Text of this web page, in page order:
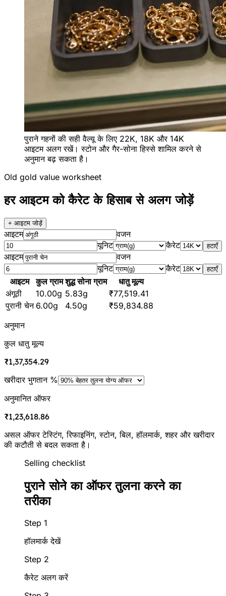
पुराने गहनों की सही वैल्यू के लिए 22K, 18K और 14K
आइटम अलग रखें। स्टोन और गैर-सोना हिस्से शामिल करने से
अनुमान बढ़ सकता है।
Old gold value worksheet
हर आइटम को कैरेट के हिसाब से अलग जोड़ें
+ आइटम जोड़ें
आइटम
वजन
यूनिट
कैरेट हटाएँ
आइटम
वजन
यूनिट
कैरेट हटाएँ
आइटम कुल ग्राम शुद्ध सोना ग्राम
धातु मूल्य
अंगूठी
10.00g 5.83g
₹77,519.41
पुरानी चेन 6.00g 4.50g
₹59,834.88
अनुमान
कुल धातु मूल्य
₹1,37,354.29
खरीदार भुगतान %
अनुमानित ऑफर
₹1,23,618.86
असल ऑफर टेस्टिंग, रिफाइनिंग, स्टोन, बिल, हॉलमार्क, शहर और खरीदार
की कटौती से बदल सकता है।
Selling checklist
पुराने सोने का ऑफर तुलना करने का
तरीका
Step 1
हॉलमार्क देखें
Step 2
कैरेट अलग करें